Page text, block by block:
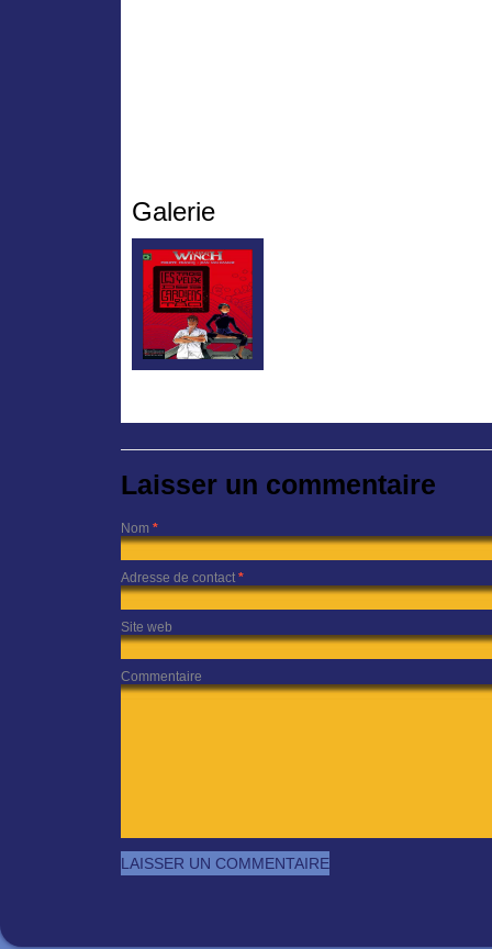
Galerie
Laisser un commentaire
Nom *
Adresse de contact *
Site web
Commentaire